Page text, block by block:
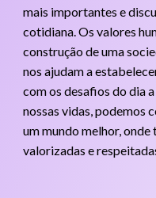
mais importantes e
cotidiana. Os valores
construção de uma
nos ajudam a
com os desafios do dia
nossas vidas, podemos
um mundo melhor, onde
valorizadas e